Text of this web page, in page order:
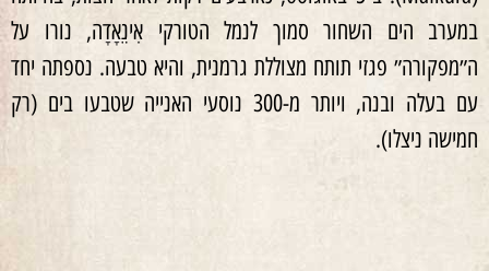
במערב הים השחור סמוך לנמל הטורקי אִינֵאָדָה, נורו על
ה״מפקורה״ פגזי תותח מצוללת גרמנית, והיא טבעה. נספתה יחד
עם בעלה ובנה, ויותר מ-300 נוסעי האנייה שטבעו בים (רק
חמישה ניצלו).